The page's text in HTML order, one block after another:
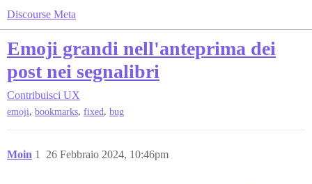
Discourse Meta
Emoji grandi nell'anteprima dei
post nei segnalibri
Contribuisci UX
emoji, bookmarks, fixed, bug
Moin 26 Febbraio 2024, 10:46pm
1